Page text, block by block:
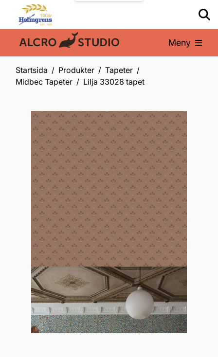
En del av: Meny
Startsida Produkter
Tapeter
Midbec Tapeter
Lilja 33028 tapet